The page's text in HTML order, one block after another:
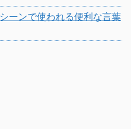
ーンで使われる便利な言葉